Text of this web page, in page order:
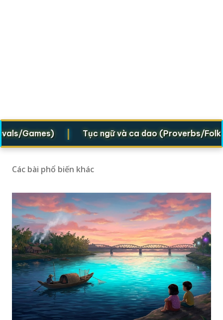
| Tục ngữ và ca dao (Proverbs/Folk
Các bài phổ biến khác